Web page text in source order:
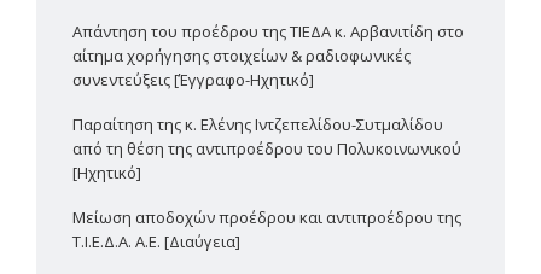
Απάντηση του προέδρου της ΤΙΕΔΑ κ. Αρβανιτίδη στο
αίτημα χορήγησης στοιχείων & ραδιοφωνικές
συνεντεύξεις [Έγγραφο-Ηχητικό]
Παραίτηση της κ. Ελένης Ιντζεπελίδου-Συτμαλίδου
από τη θέση της αντιπροέδρου του Πολυκοινωνικού
[Ηχητικό]
Μείωση αποδοχών προέδρου και αντιπροέδρου της
Τ.Ι.Ε.Δ.Α. Α.Ε. [Διαύγεια]